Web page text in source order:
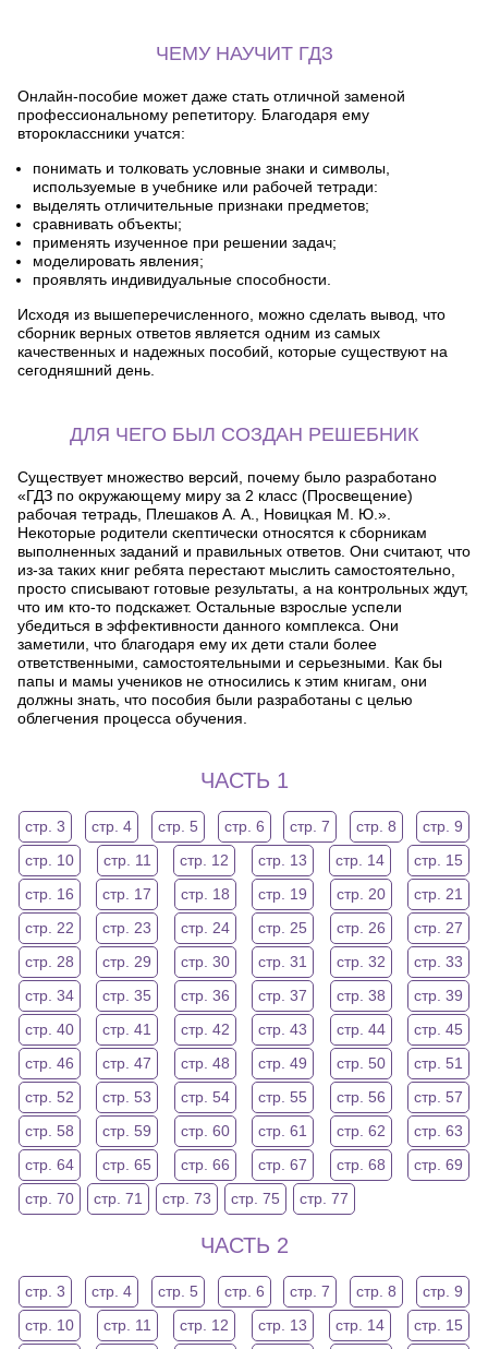
ЧЕМУ НАУЧИТ ГДЗ
Онлайн-пособие может даже стать отличной заменой
профессиональному репетитору. Благодаря ему
второклассники учатся:
понимать и толковать условные знаки и символы,
используемые в учебнике или рабочей тетради:
выделять отличительные признаки предметов;
сравнивать объекты;
применять изученное при решении задач;
моделировать явления;
проявлять индивидуальные способности.
Исходя из вышеперечисленного, можно сделать вывод, что
сборник верных ответов является одним из самых
качественных и надежных пособий, которые существуют на
сегодняшний день.
ДЛЯ ЧЕГО БЫЛ СОЗДАН РЕШЕБНИК
Существует множество версий, почему было разработано
«ГДЗ по окружающему миру за 2 класс (Просвещение)
рабочая тетрадь, Плешаков А. А., Новицкая М. Ю.».
Некоторые родители скептически относятся к сборникам
выполненных заданий и правильных ответов. Они считают, что
из-за таких книг ребята перестают мыслить самостоятельно,
просто списывают готовые результаты, а на контрольных ждут,
что им кто-то подскажет. Остальные взрослые успели
убедиться в эффективности данного комплекса. Они
заметили, что благодаря ему их дети стали более
ответственными, самостоятельными и серьезными. Как бы
папы и мамы учеников не относились к этим книгам, они
должны знать, что пособия были разработаны с целью
облегчения процесса обучения.
ЧАСТЬ 1
стр. 3 стр. 4 стр. 5 стр. 6 стр. 7 стр. 8
стр. 9
стр. 10
стр. 11 стр. 12 стр. 13 стр. 14
стр. 15
стр. 16
стр. 17 стр. 18 стр. 19 стр. 20
стр. 21
стр. 22
стр. 23 стр. 24 стр. 25 стр. 26
стр. 27
стр. 28
стр. 29 стр. 30 стр. 31 стр. 32
стр. 33
стр. 34
стр. 35 стр. 36 стр. 37 стр. 38
стр. 39
стр. 40
стр. 41 стр. 42 стр. 43 стр. 44
стр. 45
стр. 46
стр. 47 стр. 48 стр. 49 стр. 50
стр. 51
стр. 52
стр. 53 стр. 54 стр. 55 стр. 56
стр. 57
стр. 58
стр. 59 стр. 60 стр. 61 стр. 62
стр. 63
стр. 64
стр. 65 стр. 66 стр. 67 стр. 68
стр. 69
стр. 70
стр. 71 стр. 73 стр. 75 стр. 77
ЧАСТЬ 2
стр. 3 стр. 4 стр. 5 стр. 6 стр. 7 стр. 8
стр. 9
стр. 10
стр. 11 стр. 12 стр. 13 стр. 14
стр. 15